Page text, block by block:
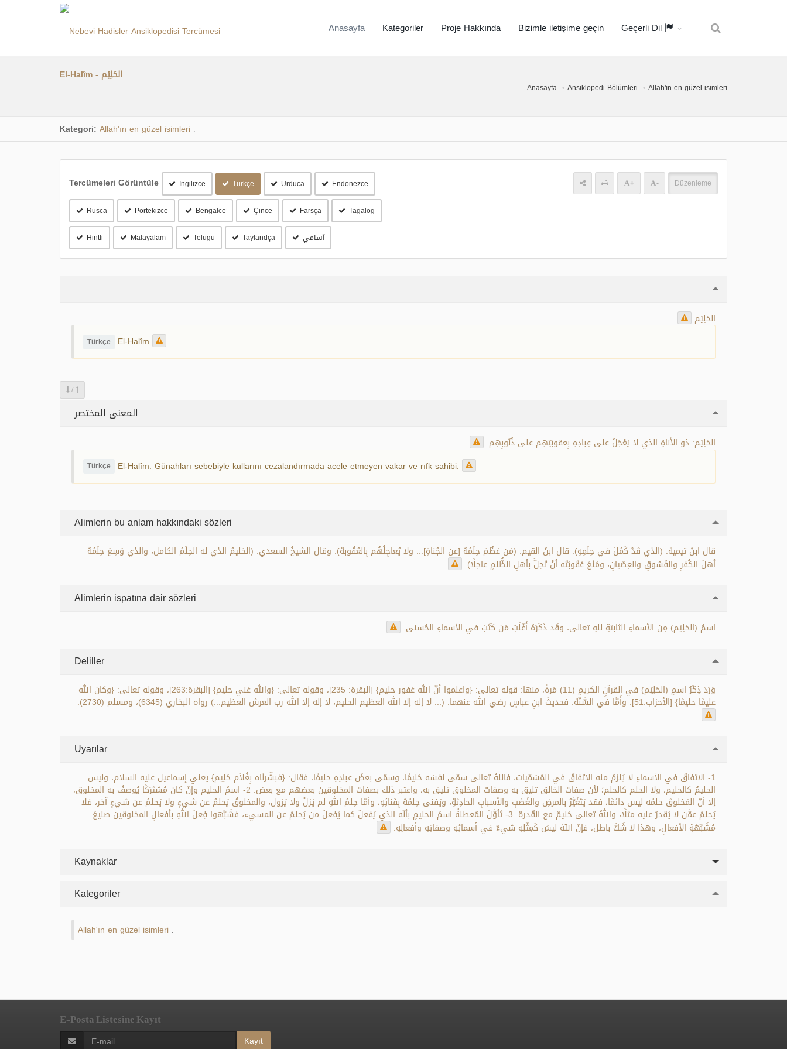
Anasayfa Kategoriler Proje Hakkında Bizimle iletişime geçin Geçerli Dil
El-Halîm - الحَلِيْم
Anasayfa Ansiklopedi Bölümleri Allah'ın en güzel isimleri
Kategori: Allah'ın en güzel isimleri
Tercümeleri Görüntüle İngilizce Türkçe Urduca Endonezce
Rusca Portekizce Bengalce Çince Farsça Tagalog
Hintli Malayalam Telugu Taylandça آسامي
+ - Düzenleme
الحَلِيْم
Türkçe El-Halîm
/
المعنى المختصر
الحَلِيْم: ذو الأَناةِ الذي لا يَعْجَلُ على عِبادِهِ بِعقوبَتِهِم على ذُنُوبِهِم.
Türkçe El-Halîm: Günahları sebebiyle kullarını cezalandırmada acele etmeyen vakar ve rıfk sahibi.
Alimlerin bu anlam hakkındaki sözleri
قال ابنُ تيمية: (الذي قَدْ كَمُلَ في حِلْمِهِ). قال ابنُ القيم: (مَن عَظُمَ حِلْمُهُ [عن الجُناةِ]... ولا يُعاجِلُهُم بِالعُقُوبة). وقال الشيخُ السعدي: (الحَليمُ الذي له الحِلْمُ الكامل، والذي وَسِعَ حِلْمُهُ
أهلَ الكُفرِ والفُسُوقِ والعِصْيانِ، ومَنَعَ عُقُوبَتَه أنْ تَحِلَّ بأهلِ الظُّلمِ عاجلًا).
Alimlerin ispatına dair sözleri
اسمُ (الحَلِيْم) مِن الأسماءِ الثابتةِ للهِ تعالى، وقَد ذَكَرَهُ أَغْلَبُ مَن كَتَبَ في الأسماءِ الحُسنى.
Deliller
وَرَدَ ذِكْرُ اسمِ (الحَلِيْم) في القرآنِ الكريمِ (11) مَرةً، منها: قوله تعالى: {واعلموا أنّ الله غفور حليم} [البقرة: 235]، وقوله تعالى: {والله غني حليم} [البقرة:263]، وقوله تعالى: {وكان الله
عليمًا حليمًا} [الأحزاب:51]. وأَمَّا في السُّنّة: فحديثُ ابنِ عباسٍ رضي الله عنهما: (... لا إله إلا الله العظيم الحليم، لا إله إلا الله رب العرش العظيم...) رواه البخاري (6345)، ومسلم (2730).
Uyarılar
1- الاتفاقُ في الأسماءِ لا يَلزمُ منه الاتفاقُ في المُسَمّيات، فاللهُ تعالى سمّى نفسَه حَليمًا، وسمّى بعضَ عبادِهِ حليمًا، فقال: {فبشّرنَاه بِغُلاَم حَلِيم} يعني إسماعيل عليه السلام، وليس
الحليمُ كالحليم، ولا الحلم كالحلم؛ لأن صفات الخالق تليق به وصفات المخلوق تليق به، واعتبر ذلك بصفات المخلوقين بعضهم مع بعض. 2- اسمُ الحليم وإنْ كان مُشتَرَكًا يُوصفُ به المخلوق،
إلا أنّ المَخلوقَ حلمُه ليس دائمًا، فقد يَتَغَيَّرُ بالمرضِ والغَضَبِ والأسبابِ الحادِثةِ، ويَفنى حِلمُهُ بِفَنائِهِ، وأمّا حِلمُ اللهِ لم يَزلْ ولا يَزول، والمخلوقُ يَحلمُ عن شيءٍ ولا يَحلمُ عن شيءٍ آخر، فلا
يَحلمُ عمَّن لا يَقدرُ عليه مثلًا، واللهُ تعالى حَليمٌ مع القُدرة. 3- تَأوَّلَ المُعطلةُ اسمَ الحليمِ بأنّه الذي يَفعلُ كما يَفعلُ من يَحلمُ عن المسيء، فشَبَّهوا فِعلَ اللهِ بأفعالِ المخلوقين صنيعَ
مُشَبِّهَةِ الأفعالِ، وهذا لا شَكَّ باطل، فإنّ اللهَ ليسَ كَمِثْلِهِ شيءٌ في أسمائِهِ وصفاتِهِ وأفعالِهِ.
Kaynaklar
Kategoriler
Allah'ın en güzel isimleri
E-Posta Listesine Kayıt
Kayıt